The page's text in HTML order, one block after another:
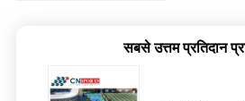
सबसे उत्तम प्रतिदान